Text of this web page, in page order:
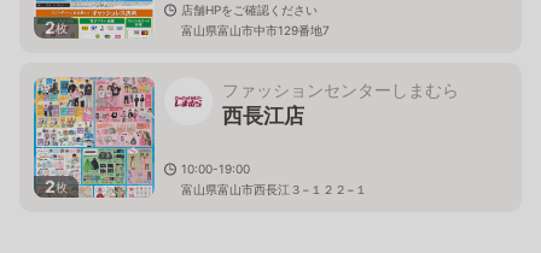
2枚
店舗HPをご確認ください
富山県富山市中市129番地7
2枚
ファッションセンターしまむら
西長江店
10:00-19:00
富山県富山市西長江３−１２２−１